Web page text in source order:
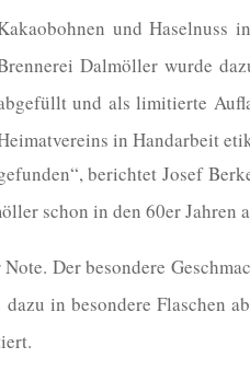
und Haselnuss
Dalmöller wurde
und als limitierte
in Handarbeit
berichtet Josef
schon in den 60er Jahren
Der besondere
in besondere Flaschen